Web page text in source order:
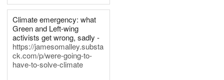
Climate emergency: what
Green and Left-wing
activists get wrong, sadly -
https://jamesomalley.substa
ck.com/p/were-going-to-
have-to-solve-climate